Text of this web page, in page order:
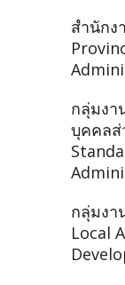
สำนักง
กลุ่มงา
บุคคล
กลุ่มงา
Local